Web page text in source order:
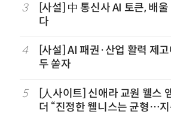
3
[사설] 中 통신사 AI 토큰, 배울
다
4
[사설] AI 패권·산업 활력 제
두 쏟자
5
[人사이트] 신애라 교원 웰스
더 “진정한 웰니스는 균형…